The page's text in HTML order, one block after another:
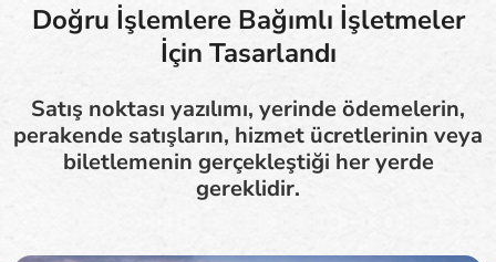
Doğru İşlemlere Bağımlı İşletmeler
İçin Tasarlandı
Satış noktası yazılımı, yerinde ödemelerin,
perakende satışların, hizmet ücretlerinin veya
biletlemenin gerçekleştiği her yerde
gereklidir.